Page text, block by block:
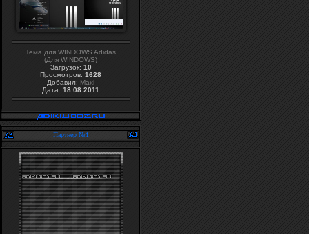
Тема для WINDOWS Adidas
(Для WINDOWS)
Загрузок: 10
Просмотров: 1628
Добавил: Maxi
Дата: 18.08.2011
Партнер №1